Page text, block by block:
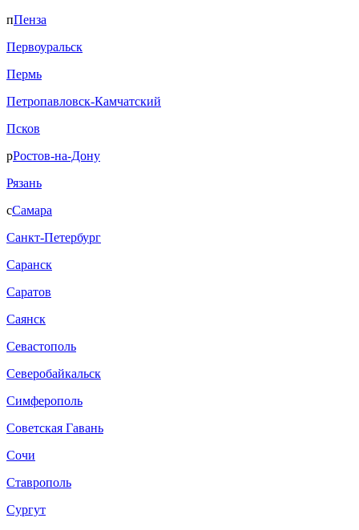
пПенза
Первоуральск
Пермь
Петропавловск-Камчатский
Псков
рРостов-на-Дону
Рязань
сСамара
Санкт-Петербург
Саранск
Саратов
Саянск
Севастополь
Северобайкальск
Симферополь
Советская Гавань
Сочи
Ставрополь
Сургут